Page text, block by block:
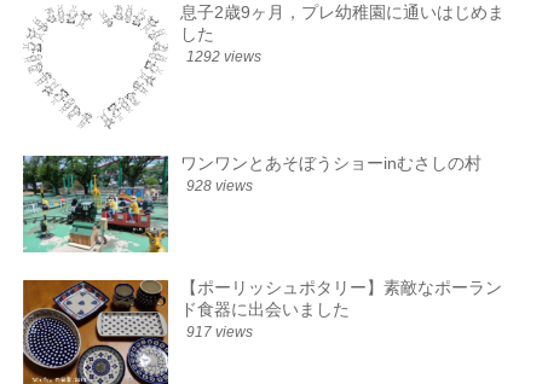
息子2歳9ヶ月，プレ幼稚園に通いはじめま
した
1292 views
ワンワンとあそぼうショーinむさしの村
928 views
【ポーリッシュポタリー】素敵なポーラン
ド食器に出会いました
917 views